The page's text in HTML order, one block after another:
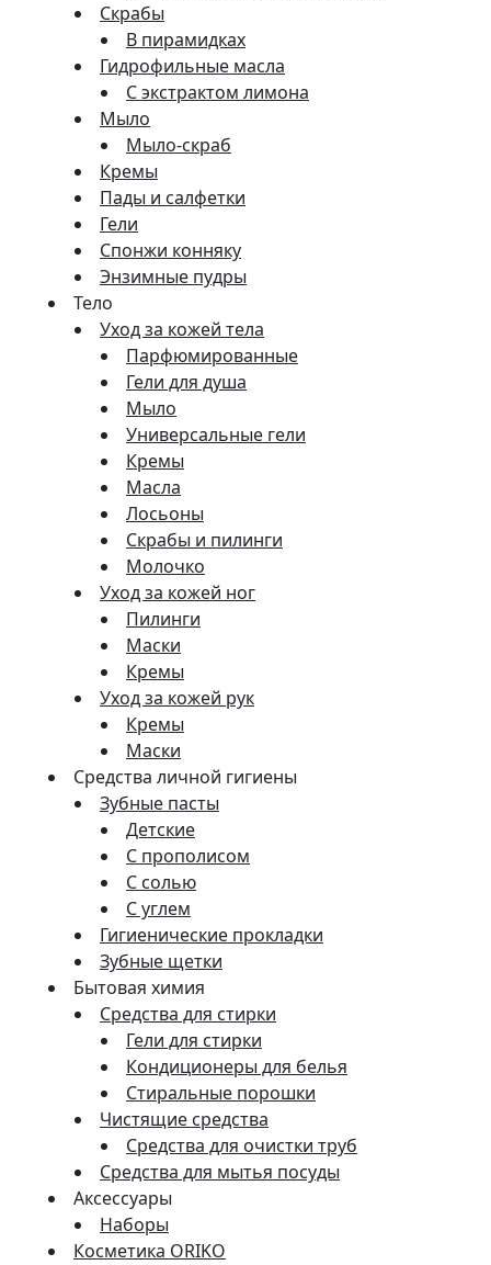
Скрабы
В пирамидках
Гидрофильные масла
С экстрактом лимона
Мыло
Мыло-скраб
Кремы
Пады и салфетки
Гели
Спонжи конняку
Энзимные пудры
Тело
Уход за кожей тела
Парфюмированные
Гели для душа
Мыло
Универсальные гели
Кремы
Масла
Лосьоны
Скрабы и пилинги
Молочко
Уход за кожей ног
Пилинги
Маски
Кремы
Уход за кожей рук
Кремы
Маски
Средства личной гигиены
Зубные пасты
Детские
С прополисом
С солью
С углем
Гигиенические прокладки
Зубные щетки
Бытовая химия
Средства для стирки
Гели для стирки
Кондиционеры для белья
Стиральные порошки
Чистящие средства
Средства для очистки труб
Средства для мытья посуды
Аксессуары
Наборы
Косметика ORIKO